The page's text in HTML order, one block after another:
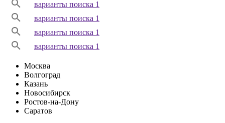
варианты поиска 1
варианты поиска 1
варианты поиска 1
варианты поиска 1
Москва
Волгоград
Казань
Новосибирск
Ростов-на-Дону
Саратов